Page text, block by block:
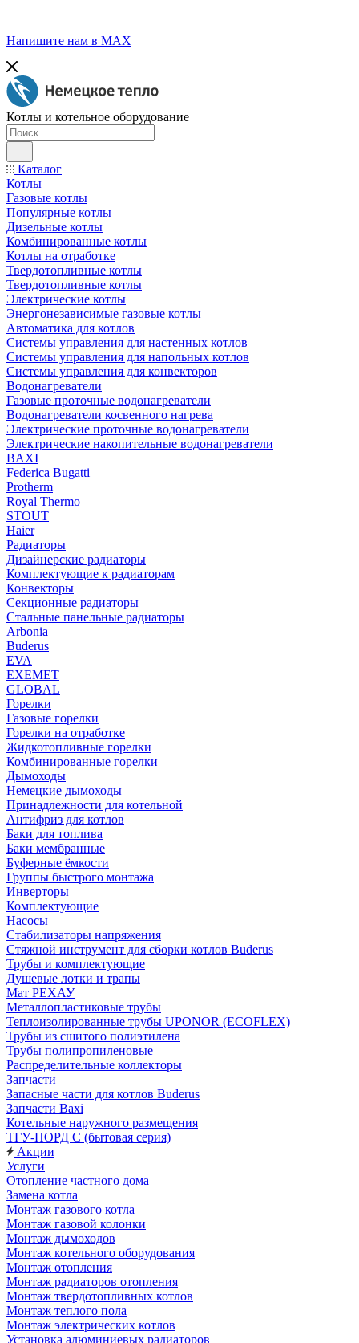
Напишите нам в МАХ
Котлы и котельное оборудование
Каталог
Котлы
Газовые котлы
Популярные котлы
Дизельные котлы
Комбинированные котлы
Котлы на отработке
Твердотопливные котлы
Твердотопливные котлы
Электрические котлы
Энергонезависимые газовые котлы
Автоматика для котлов
Системы управления для настенных котлов
Системы управления для напольных котлов
Системы управления для конвекторов
Водонагреватели
Газовые проточные водонагреватели
Водонагреватели косвенного нагрева
Электрические проточные водонагреватели
Электрические накопительные водонагреватели
BAXI
Federica Bugatti
Protherm
Royal Thermo
STOUT
Haier
Радиаторы
Дизайнерские радиаторы
Комплектующие к радиаторам
Конвекторы
Секционные радиаторы
Стальные панельные радиаторы
Arbonia
Buderus
EVA
EXEMET
GLOBAL
Горелки
Газовые горелки
Горелки на отработке
Жидкотопливные горелки
Комбинированные горелки
Дымоходы
Немецкие дымоходы
Принадлежности для котельной
Антифриз для котлов
Баки для топлива
Баки мембранные
Буферные ёмкости
Группы быстрого монтажа
Инверторы
Комплектующие
Насосы
Стабилизаторы напряжения
Стяжной инструмент для сборки котлов Buderus
Трубы и комплектующие
Душевые лотки и трапы
Мат РЕХАУ
Металлопластиковые трубы
Теплоизолированные трубы UPONOR (ECOFLEX)
Трубы из сшитого полиэтилена
Трубы полипропиленовые
Распределительные коллекторы
Запчасти
Запасные части для котлов Buderus
Запчасти Baxi
Котельные наружного размещения
ТГУ-НОРД С (бытовая серия)
Акции
Услуги
Отопление частного дома
Замена котла
Монтаж газового котла
Монтаж газовой колонки
Монтаж дымоходов
Монтаж котельного оборудования
Монтаж отопления
Монтаж радиаторов отопления
Монтаж твердотопливных котлов
Монтаж теплого пола
Монтаж электрических котлов
Установка алюминиевых радиаторов